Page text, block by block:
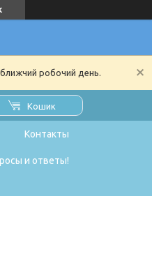
робочий день.
Кошик
Контакты
и ответы!